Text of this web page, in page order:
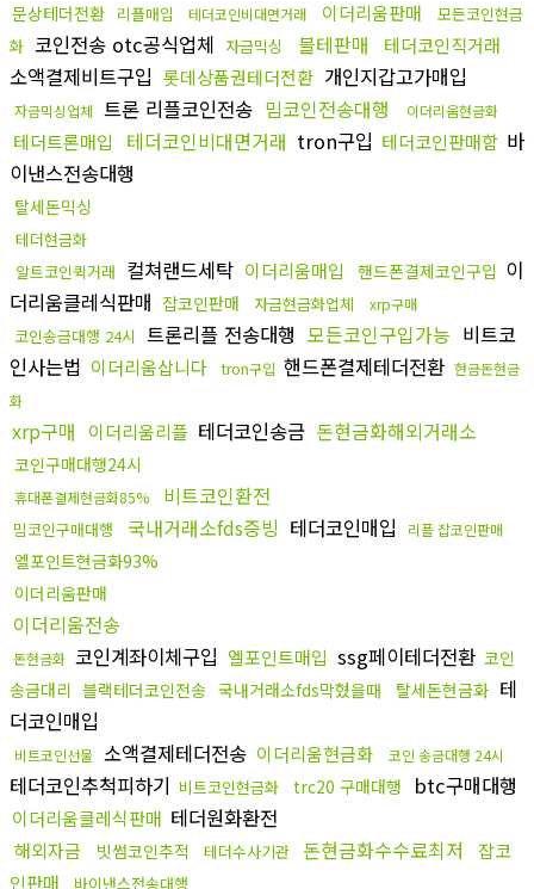
문상테더전환 리플매입 테더코인비대면거래 이더리움판매
모든코인현금
화 코인전송 otc공식업체 자금믹싱 블테판매 테더코인직거래
소액결제비트구입 롯데상품권테더전환 개인지갑고가매입
자금믹싱업체 트론 리플코인전송 밈코인전송대행 이더리움현금화
테더트론매입 테더코인비대면거래 tron구입 테더코인판매함 바
이낸스전송대행
탈세돈믹싱
테더현금화
알트코인퀵거래 컬쳐랜드세탁 이더리움매입 핸드폰결제코인구입 이
더리움클레식판매 잡코인판매 자금현금화업체 xrp구매
코인송금대행 24시 트론리플 전송대행 모든코인구입가능 비트코
인사는법 이더리움삽니다 tron구입 핸드폰결제테더전환 현금돈현금
화
xrp구매 이더리움리플 테더코인송금 돈현금화해외거래소
코인구매대행24시
휴대폰결제현금화85% 비트코인환전
밈코인구매대행 국내거래소fds증빙 테더코인매입 리플 잡코인판매
엘포인트현금화93%
이더리움판매
이더리움전송
돈현금화 코인계좌이체구입 엘포인트매입 ssg페이테더전환 코인
송금대리 블랙테더코인전송 국내거래소fds막혔을때 탈세돈현금화 테
더코인매입
비트코인선물 소액결제테더전송 이더리움현금화 코인 송금대행 24시
테더코인추척피하기 비트코인현금화 trc20 구매대행 btc구매대행
이더리움클레식판매 테더원화환전
해외자금 빗썸코인추적 테더수사기관 돈현금화수수료최저
잡코
인판매
바이낸스전송대행